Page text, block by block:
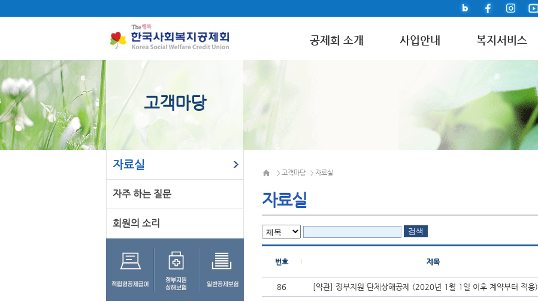
공제회 소개 사업안내 복지서비스
고객마당
자료실
자주 하는 질문
회원의 소리
> 고객마당 > 자료실
자료실
번호 제목
86 [약관] 정부지원 단체상해공제 (2020년 1월 1일 이후 계약부터 적용)